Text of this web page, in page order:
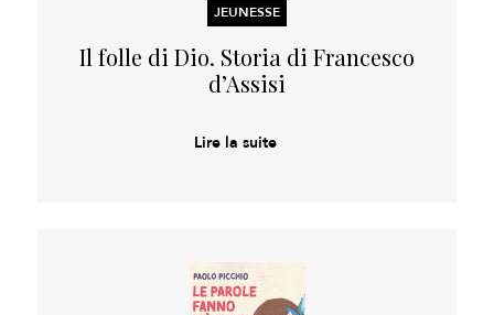
JEUNESSE
Il folle di Dio. Storia di Francesco
d’Assisi
Lire la suite